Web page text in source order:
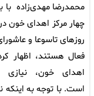
محمدرضا مهدی‌زاده با
چهار مرکز اهدای خون
روزهای تاسوعا و
فعال هستند، اظهار
اهدای خون،
است. با توجه به اینکه